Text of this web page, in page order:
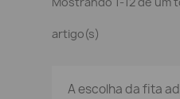
artigo(s)
A escolha da fita